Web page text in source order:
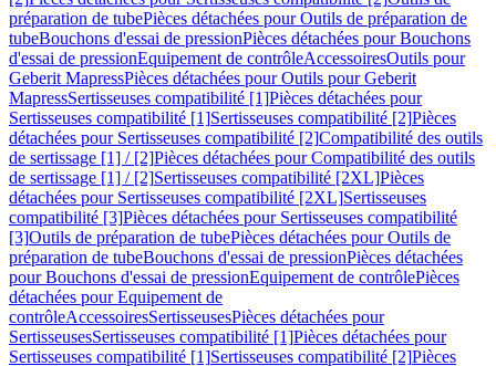
préparation de tubePièces détachées pour Outils de préparation de
tubeBouchons d'essai de pressionPièces détachées pour Bouchons
d'essai de pressionEquipement de contrôleAccessoiresOutils pour
Geberit MapressPièces détachées pour Outils pour Geberit
MapressSertisseuses compatibilité [1]Pièces détachées pour
Sertisseuses compatibilité [1]Sertisseuses compatibilité [2]Pièces
détachées pour Sertisseuses compatibilité [2]Compatibilité des outils
de sertissage [1] / [2]Pièces détachées pour Compatibilité des outils
de sertissage [1] / [2]Sertisseuses compatibilité [2XL]Pièces
détachées pour Sertisseuses compatibilité [2XL]Sertisseuses
compatibilité [3]Pièces détachées pour Sertisseuses compatibilité
[3]Outils de préparation de tubePièces détachées pour Outils de
préparation de tubeBouchons d'essai de pressionPièces détachées
pour Bouchons d'essai de pressionEquipement de contrôlePièces
détachées pour Equipement de
contrôleAccessoiresSertisseusesPièces détachées pour
SertisseusesSertisseuses compatibilité [1]Pièces détachées pour
Sertisseuses compatibilité [1]Sertisseuses compatibilité [2]Pièces